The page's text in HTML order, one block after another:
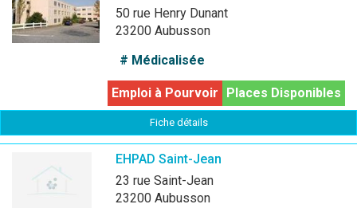
50 rue Henry Dunant
23200 Aubusson
# Médicalisée
Places Disponibles
Emploi à Pourvoir
Fiche détails
EHPAD Saint-Jean
23 rue Saint-Jean
23200 Aubusson